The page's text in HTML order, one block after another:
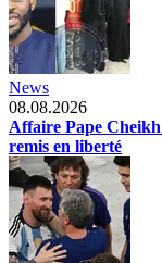
News
08.08.2026
Affaire Pape
remis en liberté